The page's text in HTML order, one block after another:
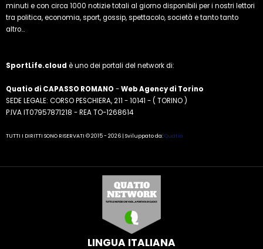
minuti e con circa 1000 notizie totali al giorno disponibili per i nostri lettori
tra politica, economia, sport, gossip, spettacolo, società e tanto tanto
altro...
SportLife.cloud è uno dei portali del network di:
Quatio di CAPASSO ROMANO -Web Agency di Torino
SEDE LEGALE: CORSO PESCHIERA, 211 - 10141 - ( TORINO )
P.IVA IT07957871218 - REA TO-1268614
TUTTI I DIRITTI SONO RISERVATI © 2015 - 2026 | Sviluppato da:Quatio
LINGUA ITALIANA